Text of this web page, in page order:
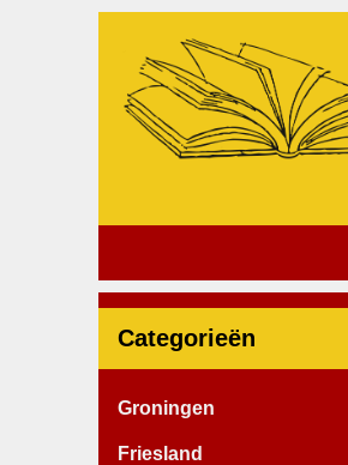
Categorieën
Groningen
Friesland